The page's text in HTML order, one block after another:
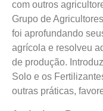
com outros
Grupo de
foi aprofundando
agrícola e resolveu
de produção.
Solo e os
outras práticas,